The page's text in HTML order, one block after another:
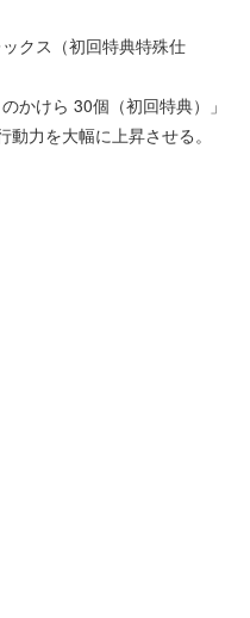
クス（初回特典特殊仕
かけら 30個（初回特典）」
力を大幅に上昇させる。